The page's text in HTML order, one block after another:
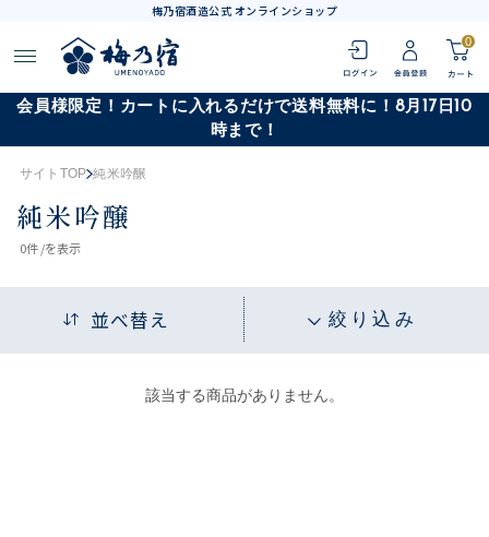
梅乃宿酒造公式 オンラインショップ
0
会員様限定！カートに入れるだけで送料無料に！8月17日10
時まで！
サイトTOP 純米吟醸
純米吟醸
0件 /を表示
並べ替え 絞り込み
該当する商品がありません。